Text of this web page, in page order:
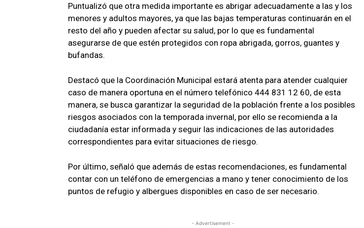
Puntualizó que otra medida importante es abrigar adecuadamente a las y los
menores y adultos mayores, ya que las bajas temperaturas continuarán en el
resto del año y pueden afectar su salud, por lo que es fundamental
asegurarse de que estén protegidos con ropa abrigada, gorros, guantes y
bufandas.
Destacó que la Coordinación Municipal estará atenta para atender cualquier
caso de manera oportuna en el número telefónico 444 831 12 60, de esta
manera, se busca garantizar la seguridad de la población frente a los posibles
riesgos asociados con la temporada invernal, por ello se recomienda a la
ciudadanía estar informada y seguir las indicaciones de las autoridades
correspondientes para evitar situaciones de riesgo.
Por último, señaló que además de estas recomendaciones, es fundamental
contar con un teléfono de emergencias a mano y tener conocimiento de los
puntos de refugio y albergues disponibles en caso de ser necesario.
- Advertisement -